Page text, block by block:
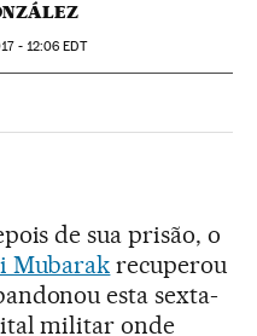
- 12:06 EDT
de sua prisão, o
Mubarak recuperou
esta sexta-
militar onde